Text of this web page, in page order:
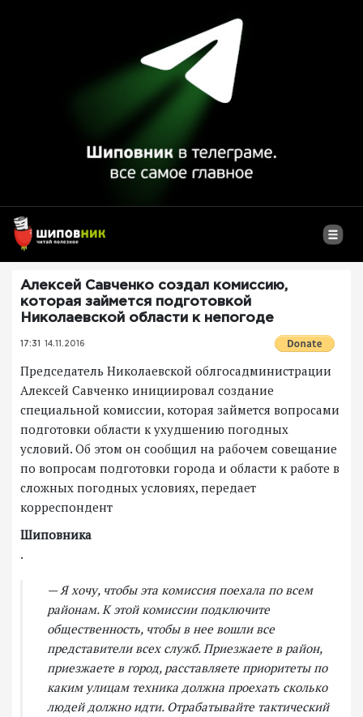
Алексей Савченко создал комиссию,
которая займется подготовкой
Николаевской области к непогоде
17:31 14.11.2016
Председатель Николаевской облгосадминистрации
Алексей Савченко инициировал создание
специальной комиссии, которая займется вопросами
подготовки области к ухудшению погодных
условий. Об этом он сообщил на рабочем совещание
по вопросам подготовки города и области к работе в
сложных погодных условиях, передает
корреспондент
Шиповника
.
— Я хочу, чтобы эта комиссия поехала по всем
районам. К этой комиссии подключите
общественность, чтобы в нее вошли все
представители всех служб. Приезжаете в район,
приезжаете в город, расставляете приоритеты по
каким улицам техника должна проехать сколько
людей должно идти. Отрабатывайте тактический